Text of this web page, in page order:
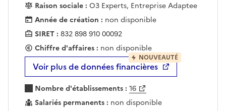
Raison sociale : O3 Experts, Entreprise Adaptee
Année de création : non disponible
SIRET : 832 898 910 00092
Chiffre d'affaires : non disponible
Voir plus de données financières
NOUVEAUTÉ
Nombre d'établissements : 16
Salariés permanents : non disponible